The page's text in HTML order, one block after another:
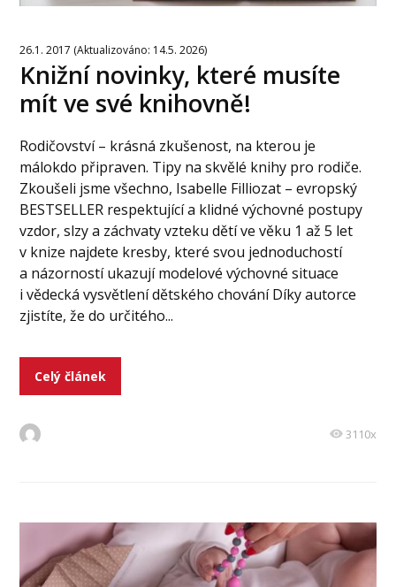
26.1. 2017 (Aktualizováno: 14.5. 2026)
Knižní novinky, které musíte
mít ve své knihovně!
Rodičovství – krásná zkušenost, na kterou je
málokdo připraven. Tipy na skvělé knihy pro rodiče.
Zkoušeli jsme všechno, Isabelle Filliozat – evropský
BESTSELLER respektující a klidné výchovné postupy
vzdor, slzy a záchvaty vzteku dětí ve věku 1 až 5 let
v knize najdete kresby, které svou jednoduchostí
a názorností ukazují modelové výchovné situace
i vědecká vysvětlení dětského chování Díky autorce
zjistíte, že do určitého...
Celý článek
3110x